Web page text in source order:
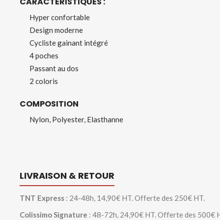
Hyper confortable
Design moderne
Cycliste gainant intégré
4 poches
Passant au dos
2 coloris
COMPOSITION
Nylon, Polyester, Elasthanne
LIVRAISON & RETOUR
TNT Express : 24-48h, 14,90€ HT. Offerte des 250€ HT.
Colissimo Signature : 48-72h, 24,90€ HT. Offerte des 500€